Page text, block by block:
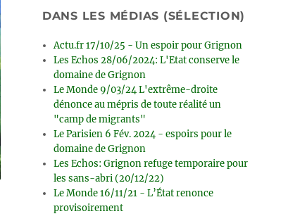
DANS LES MÉDIAS (SÉLECTION)
Actu.fr 17/10/25 - Un espoir pour Grignon
Les Echos 28/06/2024: L'Etat conserve le
domaine de Grignon
Le Monde 9/03/24 L'extrême-droite
dénonce au mépris de toute réalité un
"camp de migrants"
Le Parisien 6 Fév. 2024 - espoirs pour le
domaine de Grignon
Les Echos: Grignon refuge temporaire pour
les sans-abri (20/12/22)
Le Monde 16/11/21 - L’État renonce
provisoirement